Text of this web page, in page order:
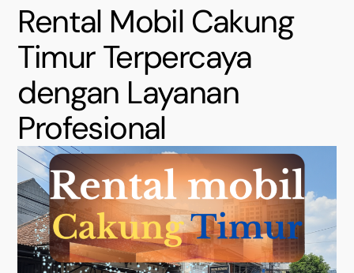
Rental Mobil Cakung
Timur Terpercaya
dengan Layanan
Profesional